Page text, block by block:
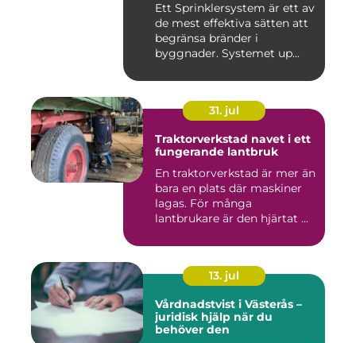
Ett Sprinklersystem är ett av
de mest effektiva sätten att
begränsa bränder i
byggnader. Systemet up...
31. jul
Traktorverkstad navet i ett
fungerande lantbruk
En traktorverkstad är mer än
bara en plats där maskiner
lagas. För många
lantbrukare är den hjärtat ...
13. jul
Vårdnadstvist i Västerås –
juridisk hjälp när du
behöver den